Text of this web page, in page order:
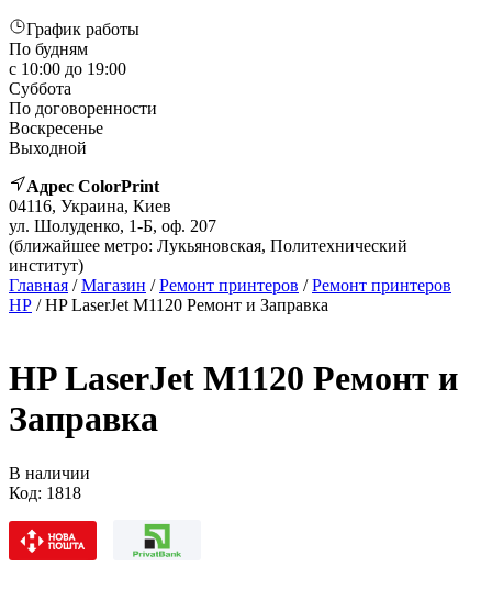
График работы
По будням
с 10:00 до 19:00
Суббота
По договоренности
Воскресенье
Выходной
Адрес ColorPrint
04116, Украина, Киев
ул. Шолуденко, 1-Б, оф. 207
(ближайшее метро: Лукьяновская, Политехнический
институт)
Главная /Магазин /Ремонт принтеров /Ремонт принтеров
HP / HP LaserJet M1120 Ремонт и Заправка
HP LaserJet M1120 Ремонт и
Заправка
В наличии
Код: 1818